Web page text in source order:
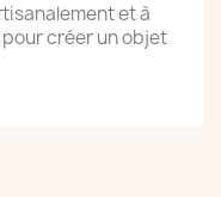
et à
créer un objet